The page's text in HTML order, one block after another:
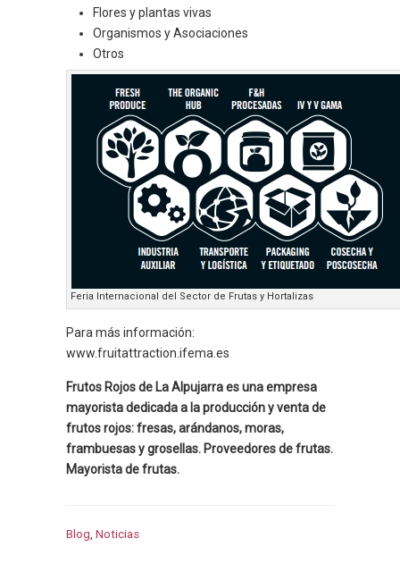
Flores y plantas vivas
Organismos y Asociaciones
Otros
Feria Internacional del Sector de Frutas y Hortalizas
Para más información:
www.fruitattraction.ifema.es
Frutos Rojos de La Alpujarra es una empresa
mayorista dedicada a la producción y venta de
frutos rojos: fresas, arándanos, moras,
frambuesas y grosellas. Proveedores de frutas.
Mayorista de frutas.
Blog, Noticias